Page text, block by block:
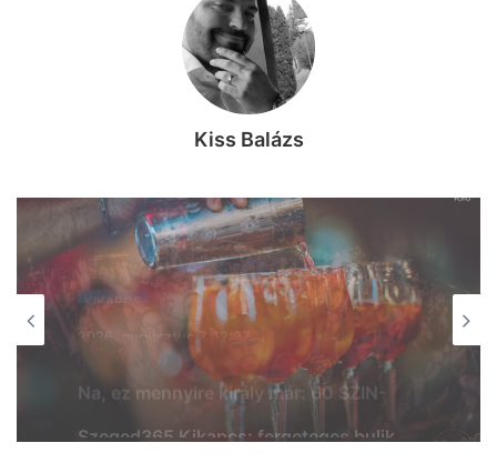
Kiss Balázs
KIKAPCS
2026, augusztus 7. 11:53
KIKAPCS
2026, augusztus 7. 11:09
Ikonok és legendák: ilyet még nem látott
Szeged, különleges autócsodák
gurultak be az Árkádba